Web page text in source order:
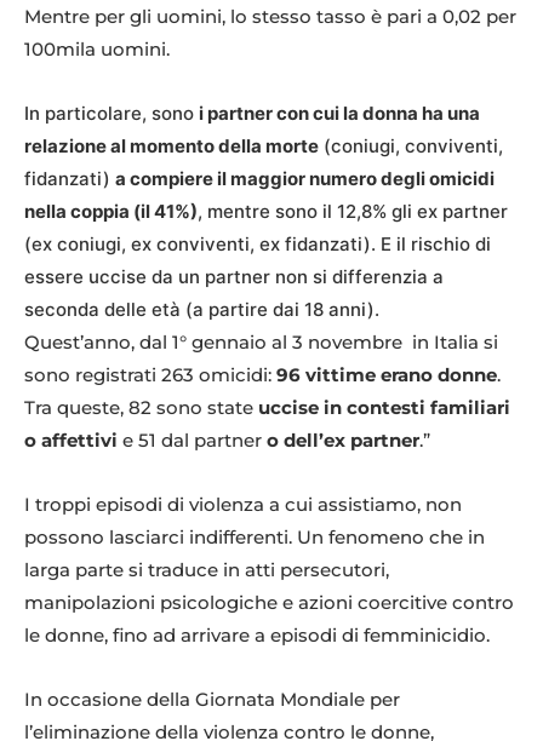
Mentre per gli uomini, lo stesso tasso è pari a 0,02 per
100mila uomini.
In particolare, sono i partner con cui la donna ha una
relazione al momento della morte (coniugi, conviventi,
fidanzati) a compiere il maggior numero degli omicidi
nella coppia (il 41%), mentre sono il 12,8% gli ex partner
(ex coniugi, ex conviventi, ex fidanzati). E il rischio di
essere uccise da un partner non si differenzia a
seconda delle età (a partire dai 18 anni).
Quest’anno, dal 1° gennaio al 3 novembre in Italia si
sono registrati 263 omicidi: 96 vittime erano donne.
Tra queste, 82 sono state uccise in contesti familiari
o affettivi e 51 dal partner o dell’ex partner.”
I troppi episodi di violenza a cui assistiamo, non
possono lasciarci indifferenti. Un fenomeno che in
larga parte si traduce in atti persecutori,
manipolazioni psicologiche e azioni coercitive contro
le donne, fino ad arrivare a episodi di femminicidio.
In occasione della Giornata Mondiale per
l’eliminazione della violenza contro le donne,